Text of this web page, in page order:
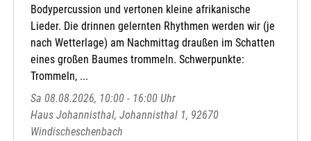
Bodypercussion und vertonen kleine afrikanische
Lieder. Die drinnen gelernten Rhythmen werden wir (je
nach Wetterlage) am Nachmittag draußen im Schatten
eines großen Baumes trommeln. Schwerpunkte:
Trommeln, ...
Sa 08.08.2026, 10:00 - 16:00 Uhr
Haus Johannisthal, Johannisthal 1, 92670
Windischeschenbach